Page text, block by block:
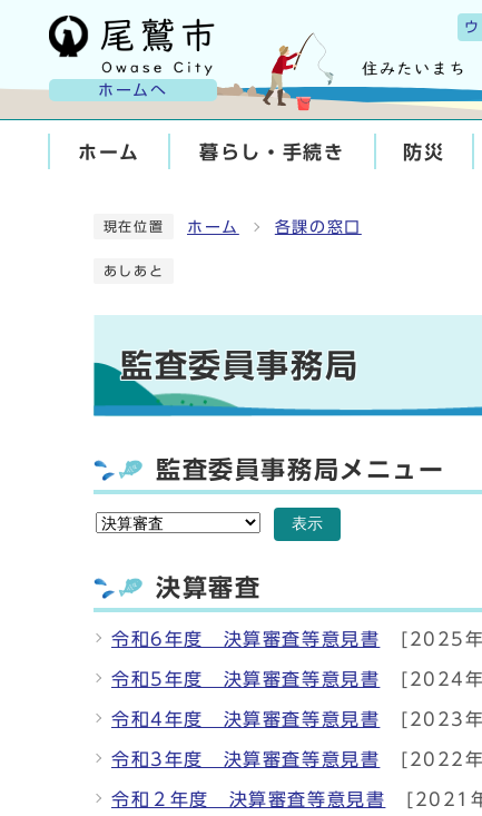
ホームへ
ホーム 暮らし・手続き 防災
現在位置 ホーム 各課の窓口
あしあと
監査委員事務局
監査委員事務局メニュー
表示
決算審査
令和6年度 決算審査等意見書 [2025
令和5年度 決算審査等意見書 [2024
令和4年度 決算審査等意見書 [2023
令和3年度 決算審査等意見書 [2022
令和２年度 決算審査等意見書 [2021